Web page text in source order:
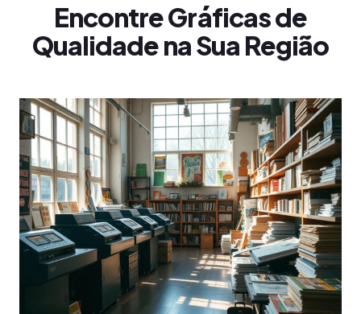
Encontre Gráficas de
Qualidade na Sua Região